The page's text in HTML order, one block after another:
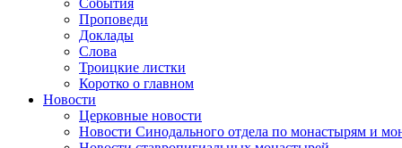
События
Проповеди
Доклады
Слова
Троицкие листки
Коротко о главном
Новости
Церковные новости
Новости Синодального отдела по монастырям и